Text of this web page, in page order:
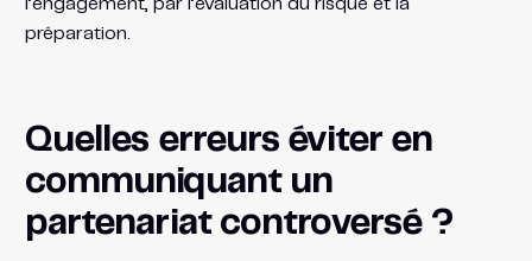
l’engagement, par l’évaluation du risque et la
préparation.
Quelles erreurs éviter en
communiquant un
partenariat controversé ?